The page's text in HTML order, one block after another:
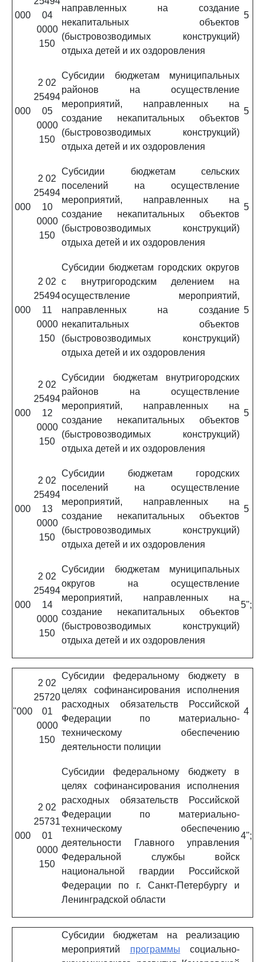
000
04
0000
150
направленных на создание
некапитальных объектов
(быстровозводимых конструкций)
отдыха детей и их оздоровления
5
000
2 02
25494
05
0000
150
Субсидии бюджетам муниципальных
районов на осуществление
мероприятий, направленных на
создание некапитальных объектов
(быстровозводимых конструкций)
отдыха детей и их оздоровления
5
000
2 02
25494
10
0000
150
Субсидии бюджетам сельских
поселений на осуществление
мероприятий, направленных на
создание некапитальных объектов
(быстровозводимых конструкций)
отдыха детей и их оздоровления
5
000
2 02
25494
11
0000
150
Субсидии бюджетам городских округов
с внутригородским делением на
осуществление мероприятий,
направленных на создание
некапитальных объектов
(быстровозводимых конструкций)
отдыха детей и их оздоровления
5
000
2 02
25494
12
0000
150
Субсидии бюджетам внутригородских
районов на осуществление
мероприятий, направленных на
создание некапитальных объектов
(быстровозводимых конструкций)
отдыха детей и их оздоровления
5
000
2 02
25494
13
0000
150
Субсидии бюджетам городских
поселений на осуществление
мероприятий, направленных на
создание некапитальных объектов
(быстровозводимых конструкций)
отдыха детей и их оздоровления
5
000
2 02
25494
14
0000
150
Субсидии бюджетам муниципальных
округов на осуществление
мероприятий, направленных на
создание некапитальных объектов
(быстровозводимых конструкций)
отдыха детей и их оздоровления
5";
"000
2 02
25720
01
0000
150
Субсидии федеральному бюджету в
целях софинансирования исполнения
расходных обязательств Российской
Федерации по материально-
техническому обеспечению
деятельности полиции
4
000
2 02
25731
01
0000
150
Субсидии федеральному бюджету в
целях софинансирования исполнения
расходных обязательств Российской
Федерации по материально-
техническому обеспечению
деятельности Главного управления
Федеральной службы войск
национальной гвардии Российской
Федерации по г. Санкт-Петербургу и
Ленинградской области
4";
Субсидии бюджетам на реализацию
мероприятий программы социально-